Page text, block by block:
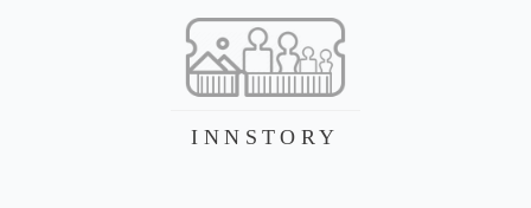
INNSTORY